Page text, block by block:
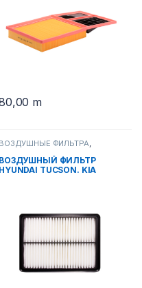
m
ВОЗДУШНЫЕ ФИЛЬТРА
РАСХОДНЫЕ МАТЕРИАЛЫ
ВОЗДУШНЫЙ ФИЛЬТР
HYUNDAI TUCSON. KIA